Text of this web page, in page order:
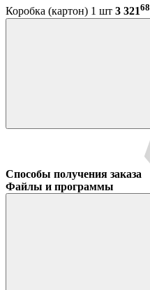
Коробка (картон) 1 шт 3 32168
Способы получения заказа
Файлы и программы